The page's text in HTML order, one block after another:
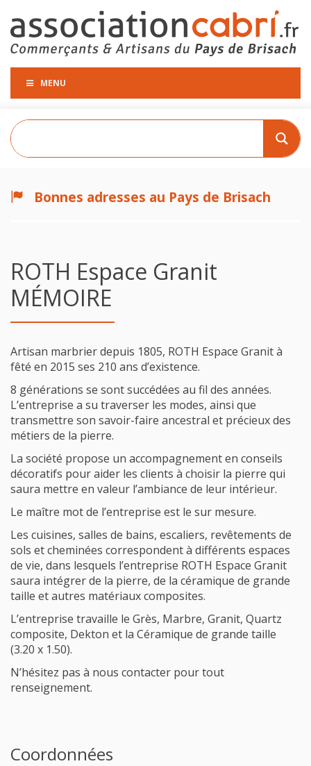
MENU
Bonnes adresses au Pays de Brisach
ROTH Espace Granit
MÉMOIRE
Artisan marbrier depuis 1805, ROTH Espace Granit à
fêté en 2015 ses 210 ans d’existence.
8 générations se sont succédées au fil des années.
L’entreprise a su traverser les modes, ainsi que
transmettre son savoir-faire ancestral et précieux des
métiers de la pierre.
La société propose un accompagnement en conseils
décoratifs pour aider les clients à choisir la pierre qui
saura mettre en valeur l’ambiance de leur intérieur.
Le maître mot de l’entreprise est le sur mesure.
Les cuisines, salles de bains, escaliers, revêtements de
sols et cheminées correspondent à différents espaces
de vie, dans lesquels l’entreprise ROTH Espace Granit
saura intégrer de la pierre, de la céramique de grande
taille et autres matériaux composites.
L’entreprise travaille le Grès, Marbre, Granit, Quartz
composite, Dekton et la Céramique de grande taille
(3.20 x 1.50).
N’hésitez pas à nous contacter pour tout
renseignement.
Coordonnées